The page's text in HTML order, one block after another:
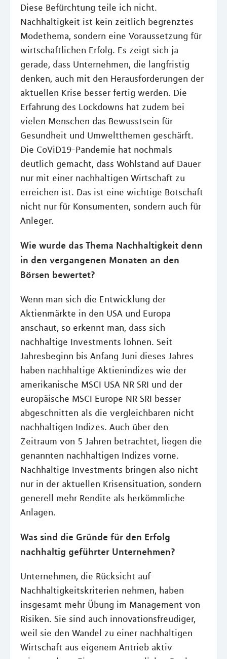
Diese Befürchtung teile ich nicht.
Nachhaltigkeit ist kein zeitlich begrenztes
Modethema, sondern eine Voraussetzung für
wirtschaftlichen Erfolg. Es zeigt sich ja
gerade, dass Unternehmen, die langfristig
denken, auch mit den Herausforderungen der
aktuellen Krise besser fertig werden. Die
Erfahrung des Lockdowns hat zudem bei
vielen Menschen das Bewusstsein für
Gesundheit und Umweltthemen geschärft.
Die CoViD19-Pandemie hat nochmals
deutlich gemacht, dass Wohlstand auf Dauer
nur mit einer nachhaltigen Wirtschaft zu
erreichen ist. Das ist eine wichtige Botschaft
nicht nur für Konsumenten, sondern auch für
Anleger.
Wie wurde das Thema Nachhaltigkeit denn
in den vergangenen Monaten an den
Börsen bewertet?
Wenn man sich die Entwicklung der
Aktienmärkte in den USA und Europa
anschaut, so erkennt man, dass sich
nachhaltige Investments lohnen. Seit
Jahresbeginn bis Anfang Juni dieses Jahres
haben nachhaltige Aktienindizes wie der
amerikanische MSCI USA NR SRI und der
europäische MSCI Europe NR SRI besser
abgeschnitten als die vergleichbaren nicht
nachhaltigen Indizes. Auch über den
Zeitraum von 5 Jahren betrachtet, liegen die
genannten nachhaltigen Indizes vorne.
Nachhaltige Investments bringen also nicht
nur in der aktuellen Krisensituation, sondern
generell mehr Rendite als herkömmliche
Anlagen.
Was sind die Gründe für den Erfolg
nachhaltig geführter Unternehmen?
Unternehmen, die Rücksicht auf
Nachhaltigkeitskriterien nehmen, haben
insgesamt mehr Übung im Management von
Risiken. Sie sind auch innovationsfreudiger,
weil sie den Wandel zu einer nachhaltigen
Wirtschaft aus eigenem Antrieb aktiv